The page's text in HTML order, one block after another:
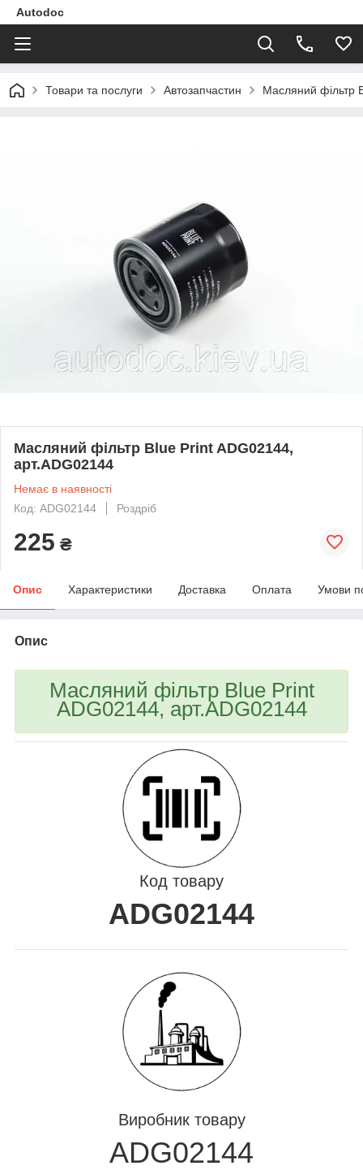
Autodoc
Товари та послуги Автозапчастин Масляний фільтр
Масляний фільтр Blue Print ADG02144,
арт.ADG02144
Немає в наявності
Код: ADG02144
Роздріб
225 ₴
Опис Характеристики Доставка Оплата Умови
Опис
Масляний фільтр Blue Print
ADG02144, арт.ADG02144
Код товару
ADG02144
Виробник товару
ADG02144